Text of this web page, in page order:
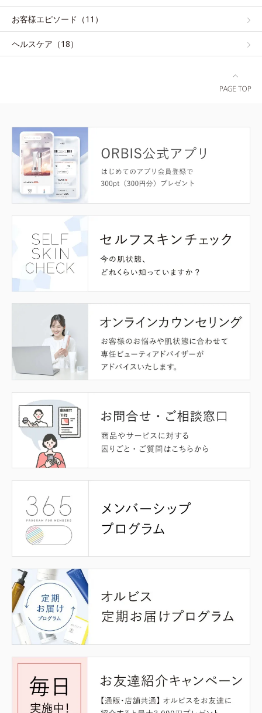
お客様エピソード（11）
ヘルスケア（18）